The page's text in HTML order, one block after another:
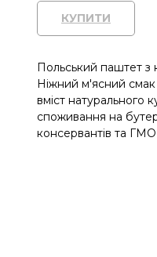
КУПИТИ
Польський паштет з
Ніжний м'ясний смак
вміст натурального
споживання на
консервантів та ГМО